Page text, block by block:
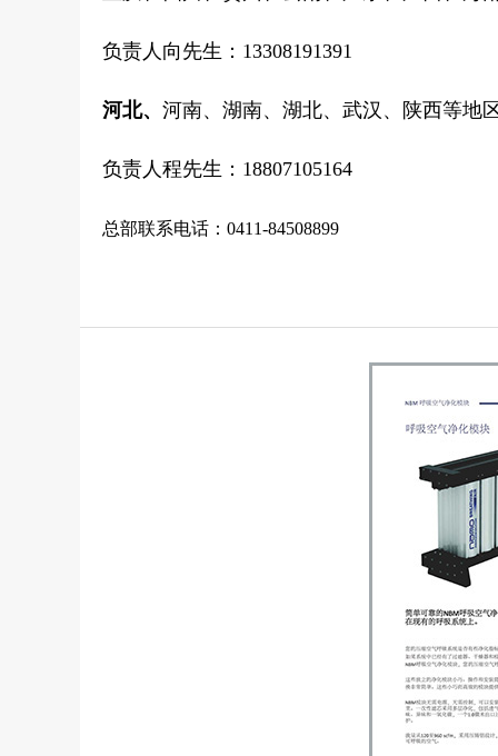
负责人向先生：13308191391
河北、 河南、湖南、湖北、武汉、陕西等地
负责人程先生：18807105164
总部联系电话：0411-84508899